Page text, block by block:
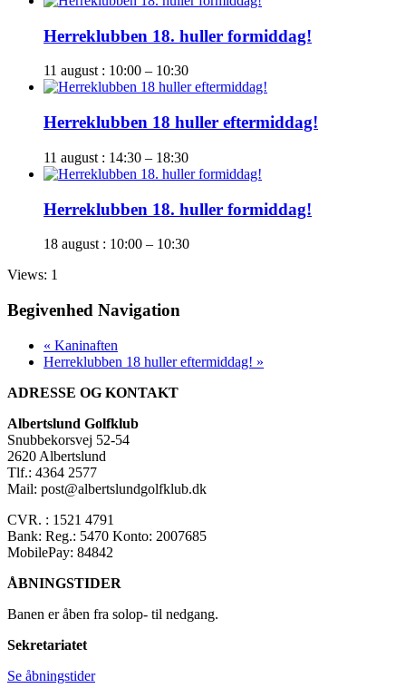
Herreklubben 18. huller formiddag!
11 august : 10:00 – 10:30
Herreklubben 18 huller eftermiddag!
11 august : 14:30 – 18:30
Herreklubben 18. huller formiddag!
18 august : 10:00 – 10:30
Views: 1
Begivenhed Navigation
« Kaninaften
Herreklubben 18 huller eftermiddag! »
ADRESSE OG KONTAKT
Albertslund Golfklub
Snubbekorsvej 52-54
2620 Albertslund
Tlf.: 4364 2577
Mail: post@albertslundgolfklub.dk
CVR. : 1521 4791
Bank: Reg.: 5470 Konto: 2007685
MobilePay: 84842
ÅBNINGSTIDER
Banen er åben fra solop- til nedgang.
Sekretariatet
Se åbningstider